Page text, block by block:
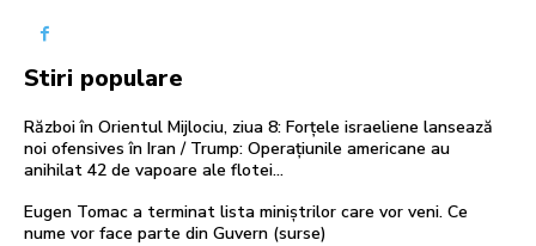
Stiri populare
Război în Orientul Mijlociu, ziua 8: Forțele israeliene lansează
noi ofensives în Iran / Trump: Operațiunile americane au
anihilat 42 de vapoare ale flotei...
Eugen Tomac a terminat lista miniștrilor care vor veni. Ce
nume vor face parte din Guvern (surse)